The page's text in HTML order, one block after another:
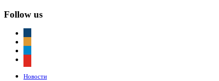
Follow us
Новости